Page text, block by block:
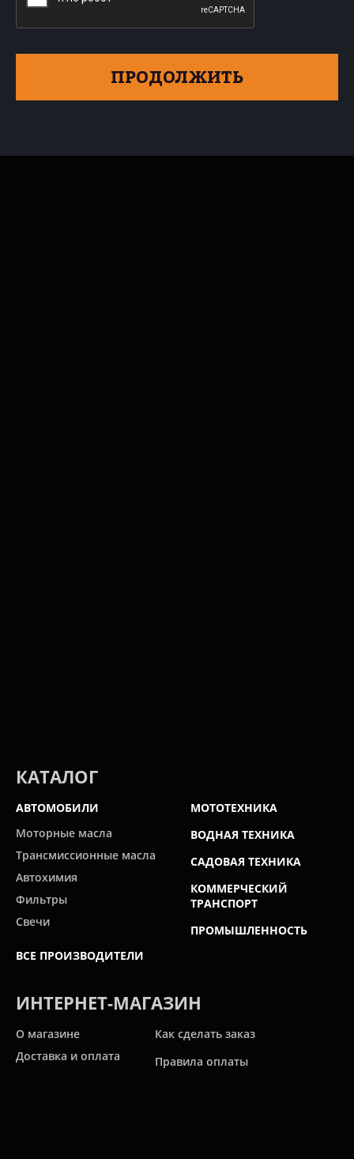
ПРОДОЛЖИТЬ
КАТАЛОГ
АВТОМОБИЛИ
Моторные масла
Трансмиссионные масла
Автохимия
Фильтры
Свечи
ВСЕ ПРОИЗВОДИТЕЛИ
МОТОТЕХНИКА
ВОДНАЯ ТЕХНИКА
САДОВАЯ ТЕХНИКА
КОММЕРЧЕСКИЙ
ТРАНСПОРТ
ПРОМЫШЛЕННОСТЬ
ИНТЕРНЕТ-МАГАЗИН
О магазине
Доставка и оплата
Как сделать заказ
Правила оплаты